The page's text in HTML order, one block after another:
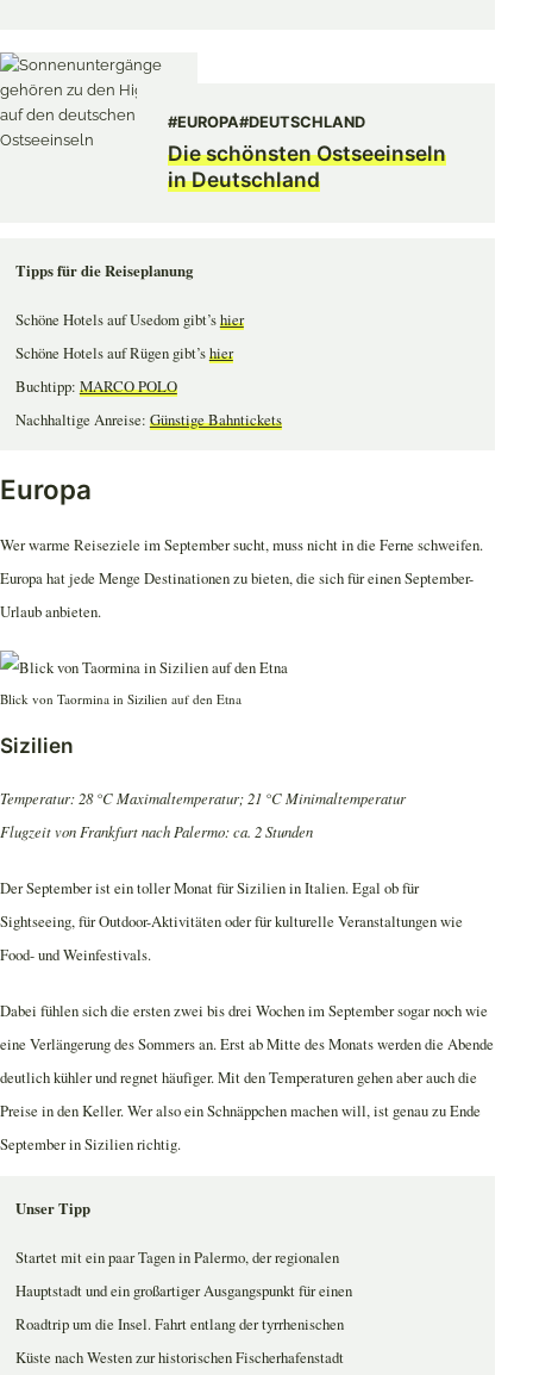
#EUROPA#DEUTSCHLAND
Die schönsten Ostseeinseln
in Deutschland
Tipps für die Reiseplanung
Schöne Hotels auf Usedom gibt’shier
Schöne Hotels auf Rügen gibt’shier
Buchtipp: MARCO POLO
Nachhaltige Anreise: Günstige Bahntickets
Europa
Wer warme Reiseziele im September sucht, muss nicht in die Ferne schweifen.
Europa hat jede Menge Destinationen zu bieten, die sich für einen September-
Urlaub anbieten.
Blick von Taormina in Sizilien auf den Etna
Sizilien
Temperatur: 28 °C Maximaltemperatur; 21 °C Minimaltemperatur
Flugzeit von Frankfurt nach Palermo: ca. 2 Stunden
Der September ist ein toller Monat für Sizilien in Italien. Egal ob für
Sightseeing, für Outdoor-Aktivitäten oder für kulturelle Veranstaltungen wie
Food- und Weinfestivals.
Dabei fühlen sich die ersten zwei bis drei Wochen im September sogar noch wie
eine Verlängerung des Sommers an. Erst ab Mitte des Monats werden die Abende
deutlich kühler und regnet häufiger. Mit den Temperaturen gehen aber auch die
Preise in den Keller. Wer also ein Schnäppchen machen will, ist genau zu Ende
September in Sizilien richtig.
Unser Tipp
Startet mit ein paar Tagen in Palermo, der regionalen
Hauptstadt und ein großartiger Ausgangspunkt für einen
Roadtrip um die Insel. Fahrt entlang der tyrrhenischen
Küste nach Westen zur historischen Fischerhafenstadt